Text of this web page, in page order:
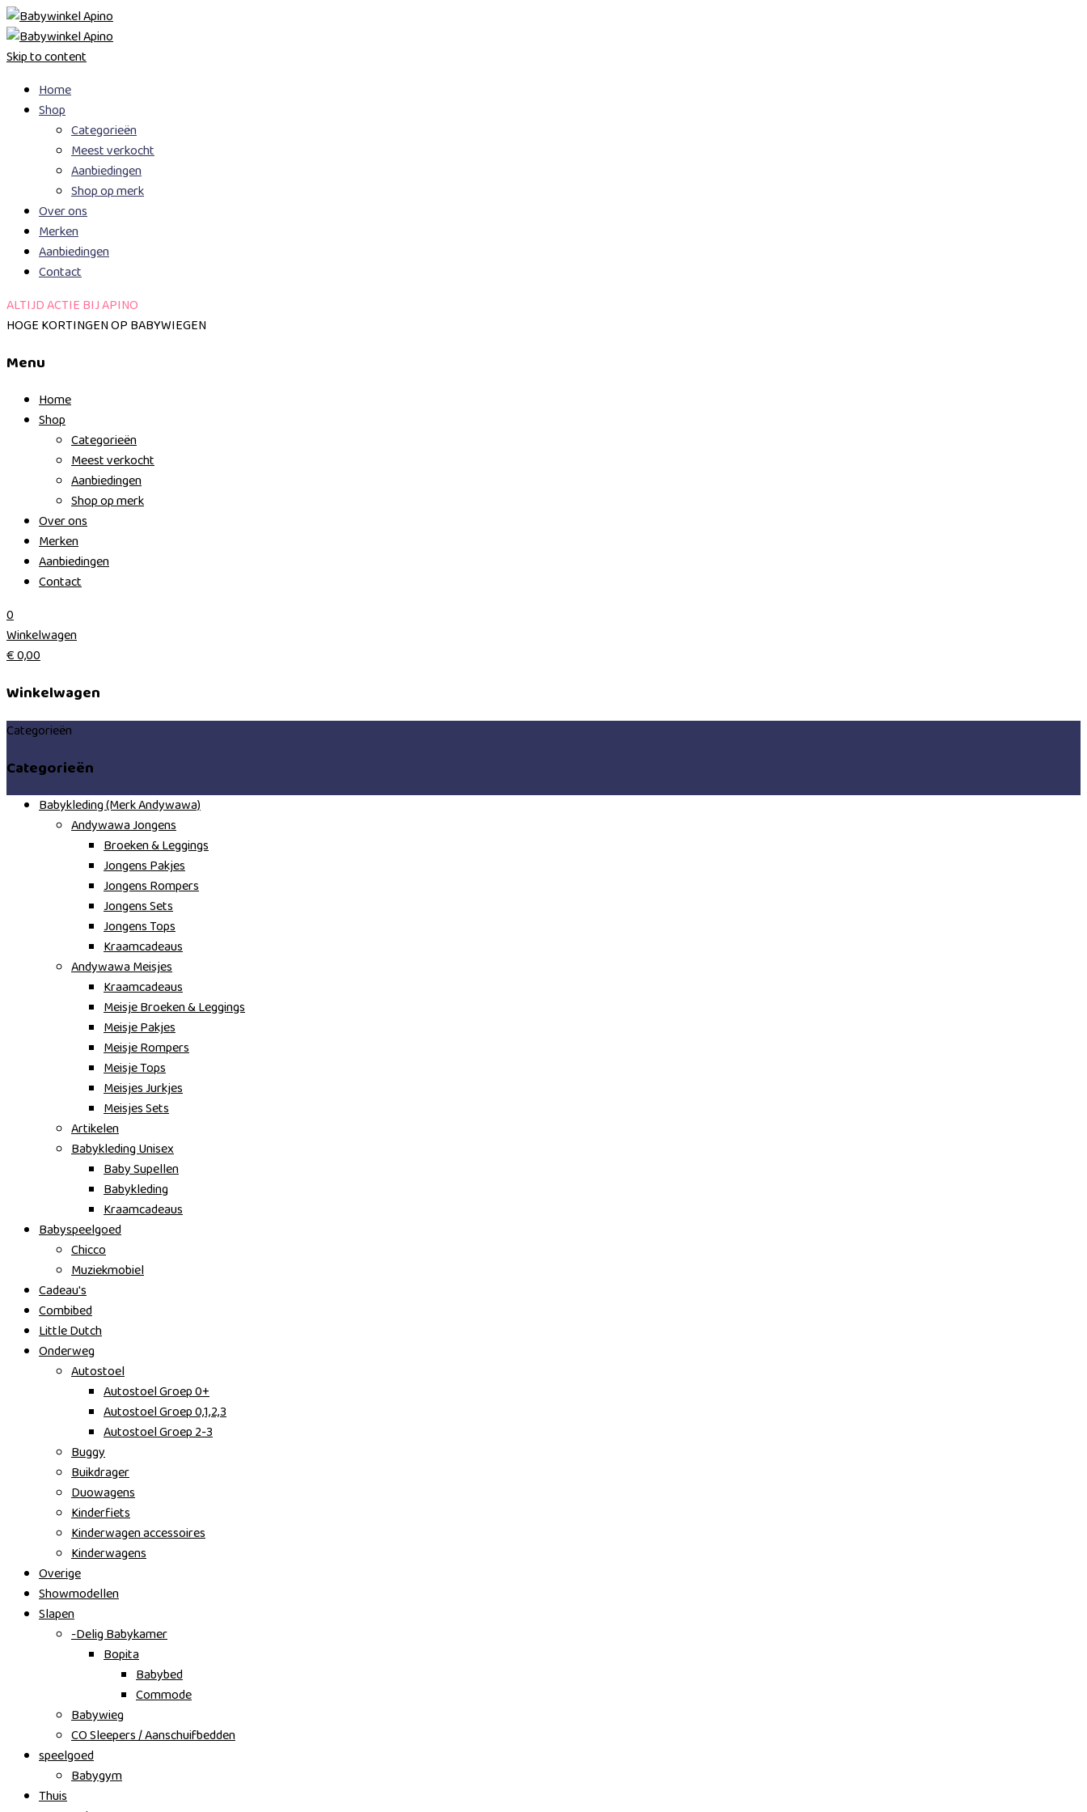
Skip to content
Home
Shop
Categorieën
Meest verkocht
Aanbiedingen
Shop op merk
Over ons
Merken
Aanbiedingen
Contact
ALTIJD ACTIE BIJ APINO
HOGE KORTINGEN OP BABYWIEGEN
Menu
Home
Shop
Categorieën
Meest verkocht
Aanbiedingen
Shop op merk
Over ons
Merken
Aanbiedingen
Contact
0
Winkelwagen
€0,00
Winkelwagen
Categorieën
Categorieën
Babykleding (Merk Andywawa)
Andywawa Jongens
Broeken & Leggings
Jongens Pakjes
Jongens Rompers
Jongens Sets
Jongens Tops
Kraamcadeaus
Andywawa Meisjes
Kraamcadeaus
Meisje Broeken & Leggings
Meisje Pakjes
Meisje Rompers
Meisje Tops
Meisjes Jurkjes
Meisjes Sets
Artikelen
Babykleding Unisex
Baby Supellen
Babykleding
Kraamcadeaus
Babyspeelgoed
Chicco
Muziekmobiel
Cadeau's
Combibed
Little Dutch
Onderweg
Autostoel
Autostoel Groep 0+
Autostoel Groep 0,1,2,3
Autostoel Groep 2-3
Buggy
Buikdrager
Duowagens
Kinderfiets
Kinderwagen accessoires
Kinderwagens
Overige
Showmodellen
Slapen
-Delig Babykamer
Bopita
Babybed
Commode
Babywieg
CO Sleepers / Aanschuifbedden
speelgoed
Babygym
Thuis